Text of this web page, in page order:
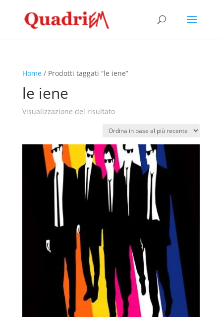
Home/ Prodotti taggati “le iene”
le iene
Visualizzazione del risultato